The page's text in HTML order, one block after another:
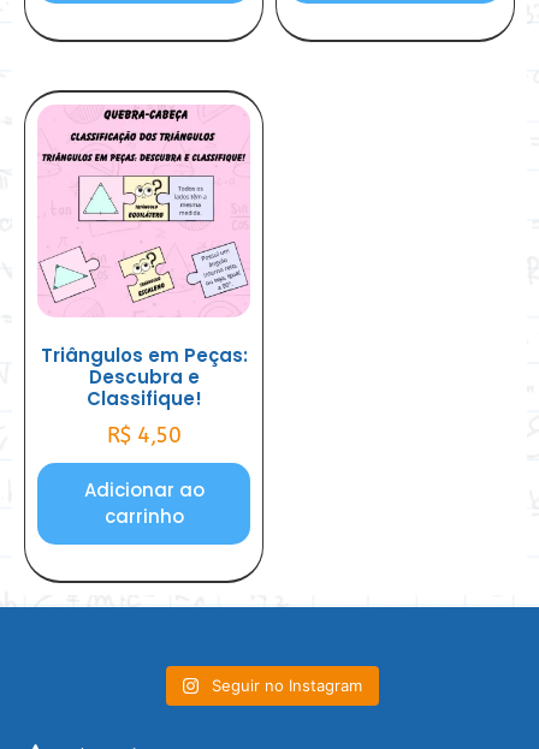
Triângulos em Peças:
Descubra e
Classifique!
R$ 4,50
Adicionar ao
carrinho
Seguir no Instagram